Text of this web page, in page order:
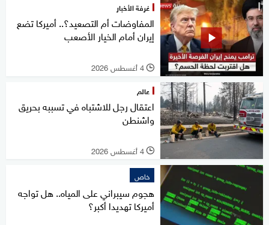
غرفة الأخبار
المفاوضات أم التصعيد؟.. أميركا تضع
إيران أمام الخيار الأصعب
l 4 أغسطس 2026
عالم
اعتقال رجل للاشتباه في تسببه بحريق
واشنطن
l 4 أغسطس 2026
خاص
هجوم سيبراني على المياه.. هل تواجه
أميركا تهديدا أكبر؟